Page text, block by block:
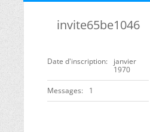
invite65be1046
Date d'inscription
janvier
1970
Messages 1